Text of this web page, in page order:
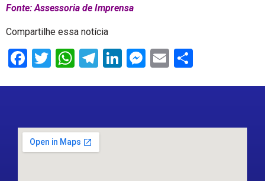
Fonte: Assessoria de Imprensa
Compartilhe essa notícia
Facebook
Twitter
WhatsApp
Telegram
LinkedIn
Messenger
Email